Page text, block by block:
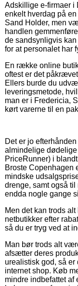
Adskillige e-firmaer i
enkelt hverdag på
Sand Holder, men
handlen
de sandsynligvis kan
for at personalet har
En række online
oftest er det
Ellers burde du
leveringsmetode,
man er i Fredericia,
kørt varerne til en
Det er jo
almindelige
PriceRunner) i
Broste Copenhagen
mindske
drenge, samt også
endda nogle gange
Men det kan trods
netbutikker efter
så du er tryg ved at
Man bør trods alt
afsætter deres
urealistisk god, så
internet shop. Køb
mindre indbefattet af